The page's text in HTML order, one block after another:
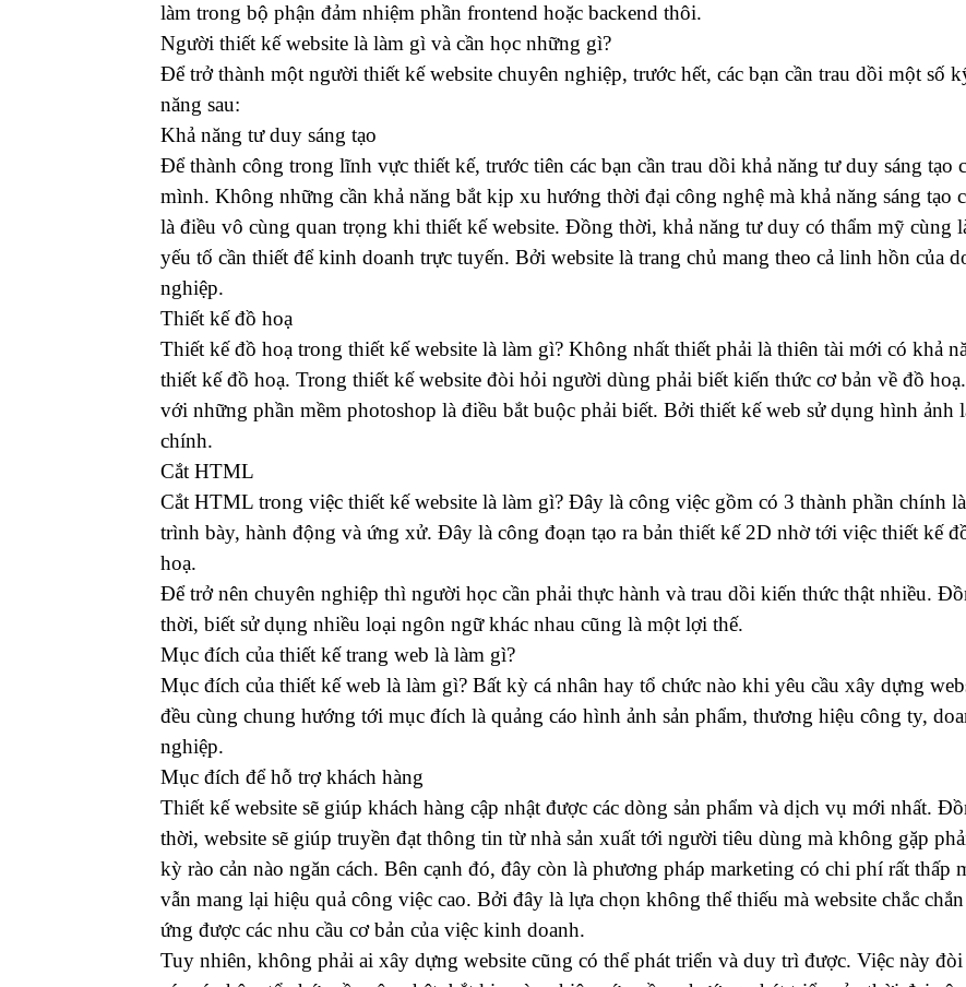
làm trong bộ phận đảm nhiệm phần frontend hoặc backend thôi.
Người thiết kế website là làm gì và cần học những gì?
Để trở thành một người thiết kế website chuyên nghiệp, trước hết, các bạn cần trau dồi một số
năng sau:
Khả năng tư duy sáng tạo
Để thành công trong lĩnh vực thiết kế, trước tiên các bạn cần trau dồi khả năng tư duy sáng tạo
mình. Không những cần khả năng bắt kịp xu hướng thời đại công nghệ mà khả năng sáng tạo
là điều vô cùng quan trọng khi thiết kế website. Đồng thời, khả năng tư duy có thẩm mỹ cùng
yếu tố cần thiết để kinh doanh trực tuyến. Bởi website là trang chủ mang theo cả linh hồn của
nghiệp.
Thiết kế đồ hoạ
Thiết kế đồ hoạ trong thiết kế website là làm gì? Không nhất thiết phải là thiên tài mới có khả
thiết kế đồ hoạ. Trong thiết kế website đòi hỏi người dùng phải biết kiến thức cơ bản về đồ
với những phần mềm photoshop là điều bắt buộc phải biết. Bởi thiết kế web sử dụng hình ảnh
chính.
Cắt HTML
Cắt HTML trong việc thiết kế website là làm gì? Đây là công việc gồm có 3 thành phần chính
trình bày, hành động và ứng xử. Đây là công đoạn tạo ra bản thiết kế 2D nhờ tới việc thiết kế
hoạ.
Để trở nên chuyên nghiệp thì người học cần phải thực hành và trau dồi kiến thức thật nhiều.
thời, biết sử dụng nhiều loại ngôn ngữ khác nhau cũng là một lợi thế.
Mục đích của thiết kế trang web là làm gì?
Mục đích của thiết kế web là làm gì? Bất kỳ cá nhân hay tổ chức nào khi yêu cầu xây dựng
đều cùng chung hướng tới mục đích là quảng cáo hình ảnh sản phẩm, thương hiệu công ty,
nghiệp.
Mục đích để hỗ trợ khách hàng
Thiết kế website sẽ giúp khách hàng cập nhật được các dòng sản phẩm và dịch vụ mới nhất.
thời, website sẽ giúp truyền đạt thông tin từ nhà sản xuất tới người tiêu dùng mà không gặp
kỳ rào cản nào ngăn cách. Bên cạnh đó, đây còn là phương pháp marketing có chi phí rất thấp
vẫn mang lại hiệu quả công việc cao. Bởi đây là lựa chọn không thể thiếu mà website chắc
ứng được các nhu cầu cơ bản của việc kinh doanh.
Tuy nhiên, không phải ai xây dựng website cũng có thể phát triển và duy trì được. Việc này